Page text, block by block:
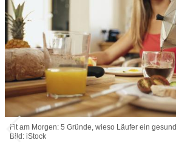
Fit am Morgen: 5 Gründe, wieso Läufer ein
Bild: iStock